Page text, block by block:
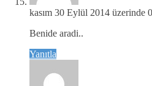
kasım 30 Eylül 2014 üzerinde
Benide aradi..
Yanıtla